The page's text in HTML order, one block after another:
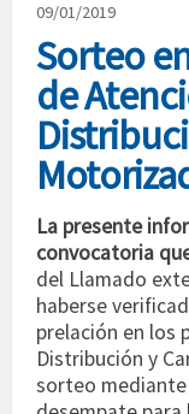
09/01/2019
Sorteo
de
La presente
convocatoria
del Llamado
haberse
prelación en los
Distribución y
sorteo